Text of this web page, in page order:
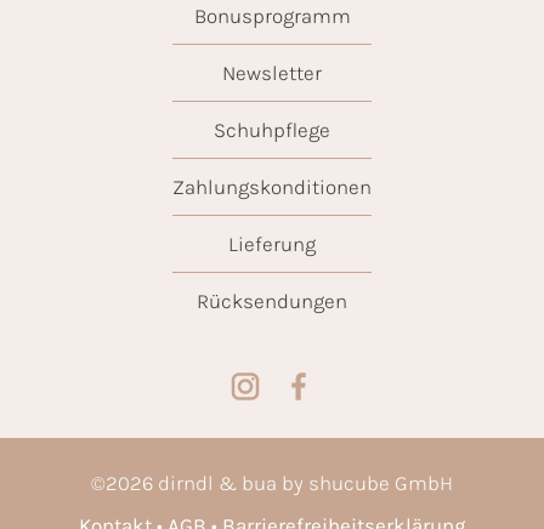
Bonusprogramm
Newsletter
Schuhpflege
Zahlungskonditionen
Lieferung
Rücksendungen
©2026 dirndl & bua by shucube GmbH